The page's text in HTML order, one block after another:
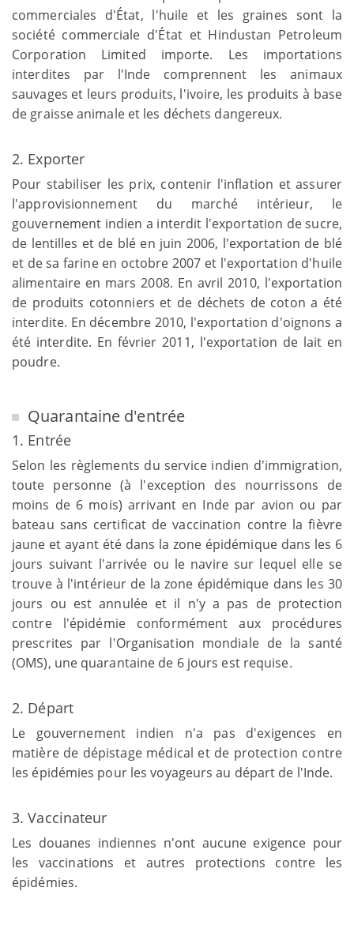
commerciales d'État, l'huile et les graines sont la
société commerciale d'État et Hindustan Petroleum
Corporation Limited importe. Les importations
interdites par l'Inde comprennent les animaux
sauvages et leurs produits, l'ivoire, les produits à base
de graisse animale et les déchets dangereux.
2. Exporter
Pour stabiliser les prix, contenir l'inflation et assurer
l'approvisionnement du marché intérieur, le
gouvernement indien a interdit l'exportation de sucre,
de lentilles et de blé en juin 2006, l'exportation de blé
et de sa farine en octobre 2007 et l'exportation d'huile
alimentaire en mars 2008. En avril 2010, l'exportation
de produits cotonniers et de déchets de coton a été
interdite. En décembre 2010, l'exportation d'oignons a
été interdite. En février 2011, l'exportation de lait en
poudre.
Quarantaine d'entrée
1. Entrée
Selon les règlements du service indien d'immigration,
toute personne (à l'exception des nourrissons de
moins de 6 mois) arrivant en Inde par avion ou par
bateau sans certificat de vaccination contre la fièvre
jaune et ayant été dans la zone épidémique dans les 6
jours suivant l'arrivée ou le navire sur lequel elle se
trouve à l'intérieur de la zone épidémique dans les 30
jours ou est annulée et il n'y a pas de protection
contre l'épidémie conformément aux procédures
prescrites par l'Organisation mondiale de la santé
(OMS), une quarantaine de 6 jours est requise.
2. Départ
Le gouvernement indien n'a pas d'exigences en
matière de dépistage médical et de protection contre
les épidémies pour les voyageurs au départ de l'Inde.
3. Vaccinateur
Les douanes indiennes n'ont aucune exigence pour
les vaccinations et autres protections contre les
épidémies.